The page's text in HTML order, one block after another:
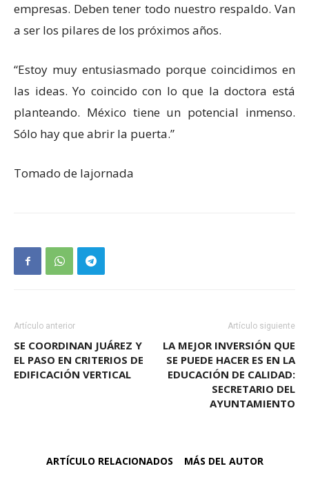
empresas. Deben tener todo nuestro respaldo. Van
a ser los pilares de los próximos años.
“Estoy muy entusiasmado porque coincidimos en
las ideas. Yo coincido con lo que la doctora está
planteando. México tiene un potencial inmenso.
Sólo hay que abrir la puerta.”
Tomado de lajornada
Artículo anterior
SE COORDINAN JUÁREZ Y
EL PASO EN CRITERIOS DE
EDIFICACIÓN VERTICAL
Artículo siguiente
LA MEJOR INVERSIÓN QUE
SE PUEDE HACER ES EN LA
EDUCACIÓN DE CALIDAD:
SECRETARIO DEL
AYUNTAMIENTO
ARTÍCULO RELACIONADOS MÁS DEL AUTOR